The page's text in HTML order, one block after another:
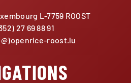
L-7759 ROOST
27 69 88 91
roost.lu